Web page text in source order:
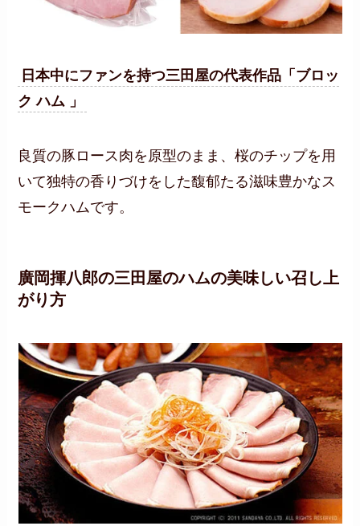
日本中にファンを持つ三田屋の代表作品「ブロッ
ク ハム 」
良質の豚ロース肉を原型のまま、桜のチップを用
いて独特の香りづけをした馥郁たる滋味豊かなス
モークハムです。
廣岡揮八郎の三田屋のハムの美味しい召し上
がり方